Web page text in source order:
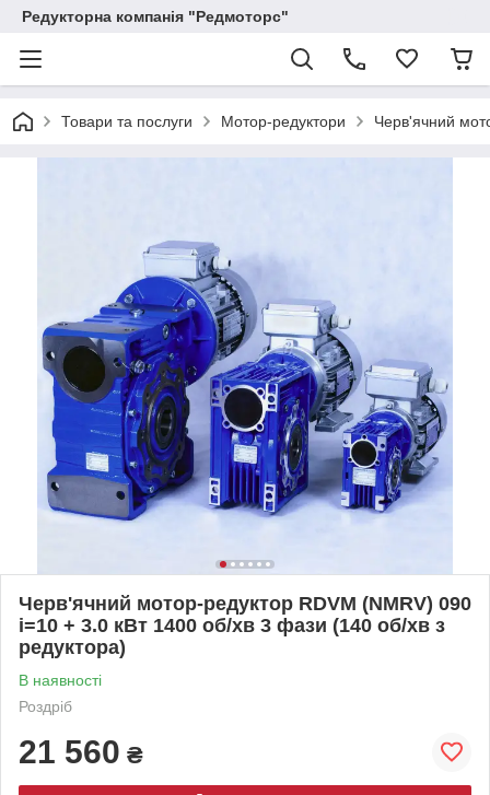
Редукторна компанія "Редмоторс"
Товари та послуги Мотор-редуктори Черв'ячний
Черв'ячний мотор-редуктор RDVM (NMRV) 090
і=10 + 3.0 кВт 1400 об/хв 3 фази (140 об/хв з
редуктора)
В наявності
Роздріб
21 560 ₴